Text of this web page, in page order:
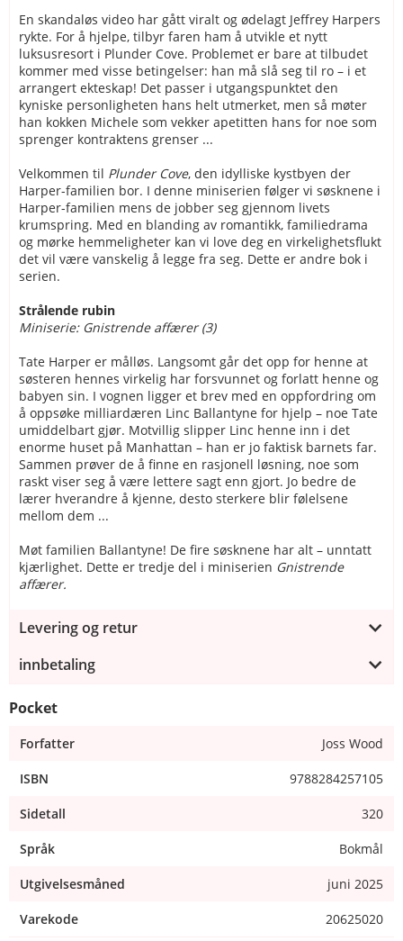
En skandaløs video har gått viralt og ødelagt Jeffrey Harpers
rykte. For å hjelpe, tilbyr faren ham å utvikle et nytt
luksusresort i Plunder Cove. Problemet er bare at tilbudet
kommer med visse betingelser: han må slå seg til ro – i et
arrangert ekteskap! Det passer i utgangspunktet den
kyniske personligheten hans helt utmerket, men så møter
han kokken Michele som vekker apetitten hans for noe som
sprenger kontraktens grenser ...
Velkommen til Plunder Cove, den idylliske kystbyen der
Harper-familien bor. I denne miniserien følger vi søsknene i
Harper-familien mens de jobber seg gjennom livets
krumspring. Med en blanding av romantikk, familiedrama
og mørke hemmeligheter kan vi love deg en virkelighetsflukt
det vil være vanskelig å legge fra seg. Dette er andre bok i
serien.
Strålende rubin
Miniserie: Gnistrende affærer (3)
Tate Harper er målløs. Langsomt går det opp for henne at
søsteren hennes virkelig har forsvunnet og forlatt henne og
babyen sin. I vognen ligger et brev med en oppfordring om
å oppsøke milliardæren Linc Ballantyne for hjelp – noe Tate
umiddelbart gjør. Motvillig slipper Linc henne inn i det
enorme huset på Manhattan – han er jo faktisk barnets far.
Sammen prøver de å finne en rasjonell løsning, noe som
raskt viser seg å være lettere sagt enn gjort. Jo bedre de
lærer hverandre å kjenne, desto sterkere blir følelsene
mellom dem ...
Møt familien Ballantyne! De fire søsknene har alt – unntatt
kjærlighet. Dette er tredje del i miniserien Gnistrende
affærer.
Levering og retur
innbetaling
Pocket
Forfatter Joss Wood
ISBN 9788284257105
Sidetall 320
Språk Bokmål
Utgivelsesmåned juni 2025
Varekode 20625020